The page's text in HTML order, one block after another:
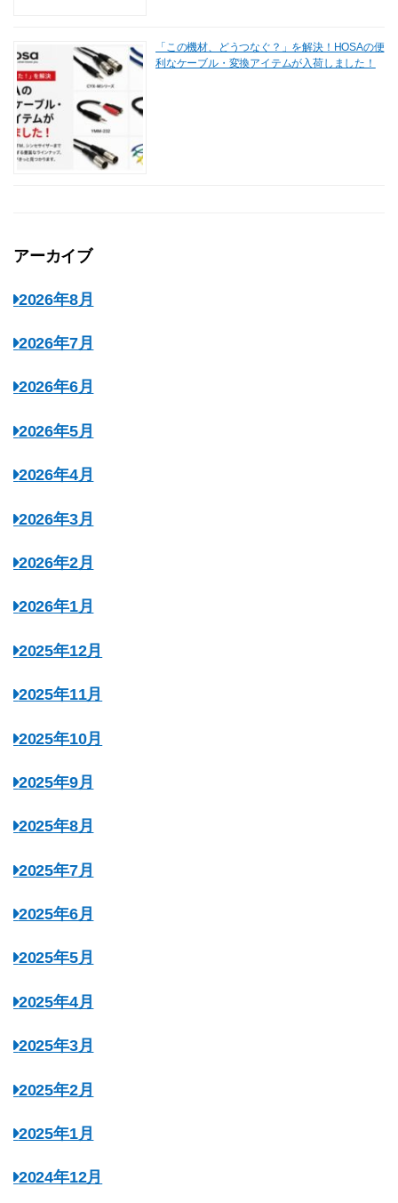
「この機材、どうつなぐ？」を解決！HOSAの便
利なケーブル・変換アイテムが入荷しました！
アーカイブ
2026年8月
2026年7月
2026年6月
2026年5月
2026年4月
2026年3月
2026年2月
2026年1月
2025年12月
2025年11月
2025年10月
2025年9月
2025年8月
2025年7月
2025年6月
2025年5月
2025年4月
2025年3月
2025年2月
2025年1月
2024年12月